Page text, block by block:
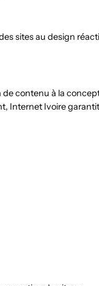
sites au design
de contenu à la
Internet Ivoire